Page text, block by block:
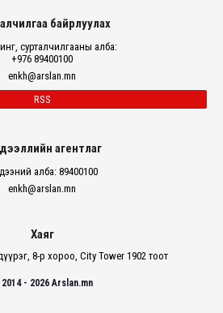
байрлуулах
сурталчилгааны алба:
+976 89400100
enkh@arslan.mn
RSS
агентлаг
алба: 89400100
enkh@arslan.mn
Хаяг
8-р хороо, City Tower 1902 тоот
- 2026 Arslan.mn